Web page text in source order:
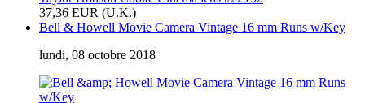
37,36 EUR (U.K.)
Bell & Howell Movie Camera Vintage 16 mm Runs w/Key
lundi, 08 octobre 2018